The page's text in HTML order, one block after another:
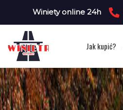
Winiety online 24h
Jak kupić?